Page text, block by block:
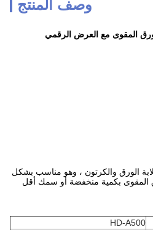
وصف المنتج
المقوى مع العرض الرقمي
الورق والكرتون ، وهو مناسب بشكل
المقوى بكمية منخفضة أو سمك أقل
HD-A500